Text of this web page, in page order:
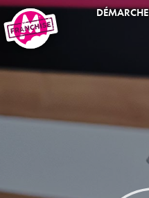
DÉMARCHE